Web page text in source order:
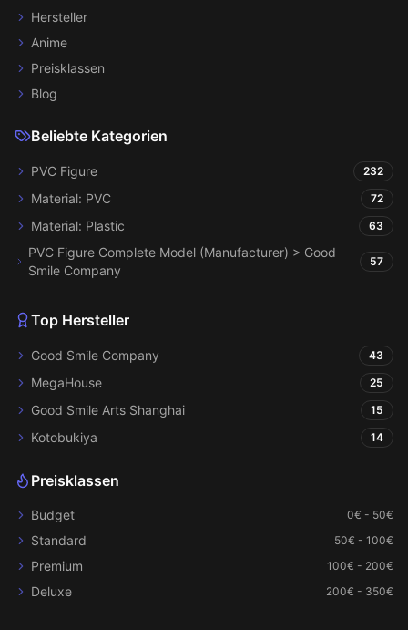
Hersteller
Anime
Preisklassen
Blog
Beliebte Kategorien
PVC Figure 232
Material: PVC 72
Material: Plastic 63
PVC Figure Complete Model (Manufacturer) > Good
Smile Company
57
Top Hersteller
Good Smile Company 43
MegaHouse 25
Good Smile Arts Shanghai 15
Kotobukiya 14
Preisklassen
Budget 0€ - 50€
Standard 50€ - 100€
Premium 100€ - 200€
Deluxe 200€ - 350€